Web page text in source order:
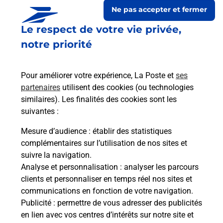
Le respect de votre vie privée,
notre priorité
Pour améliorer votre expérience, La Poste et ses
partenaires utilisent des cookies (ou technologies
similaires). Les finalités des cookies sont les
suivantes :
Mesure d’audience : établir des statistiques
complémentaires sur l’utilisation de nos sites et
suivre la navigation.
Analyse et personnalisation : analyser les parcours
clients et personnaliser en temps réel nos sites et
communications en fonction de votre navigation.
Publicité : permettre de vous adresser des publicités
en lien avec vos centres d’intérêts sur notre site et
Ne pas accepter et fermer
Prochaine collecte du courriersamedià 09h00
Rue Des Ecoles
41100 Villiersfaux
Itinéraire
Le lien s'ouvre dans un nouvel onglet